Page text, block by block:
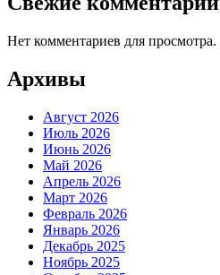
Нет комментариев для просмотра.
Архивы
Август 2026
Июль 2026
Июнь 2026
Май 2026
Апрель 2026
Март 2026
Февраль 2026
Январь 2026
Декабрь 2025
Ноябрь 2025